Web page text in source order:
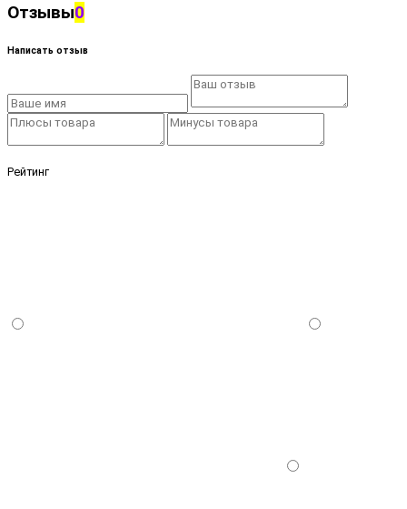
Отзывы0
Написать отзыв
Рейтинг